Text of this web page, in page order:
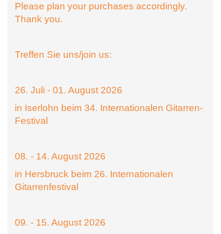
Please plan your purchases accordingly.
Thank you.
Treffen Sie uns/join us:
26. Juli - 01. August 2026
in Iserlohn beim 34. Internationalen Gitarren-
Festival
08. - 14. August 2026
in Hersbruck beim 26. Internationalen
Gitarrenfestival
09. - 15. August 2026